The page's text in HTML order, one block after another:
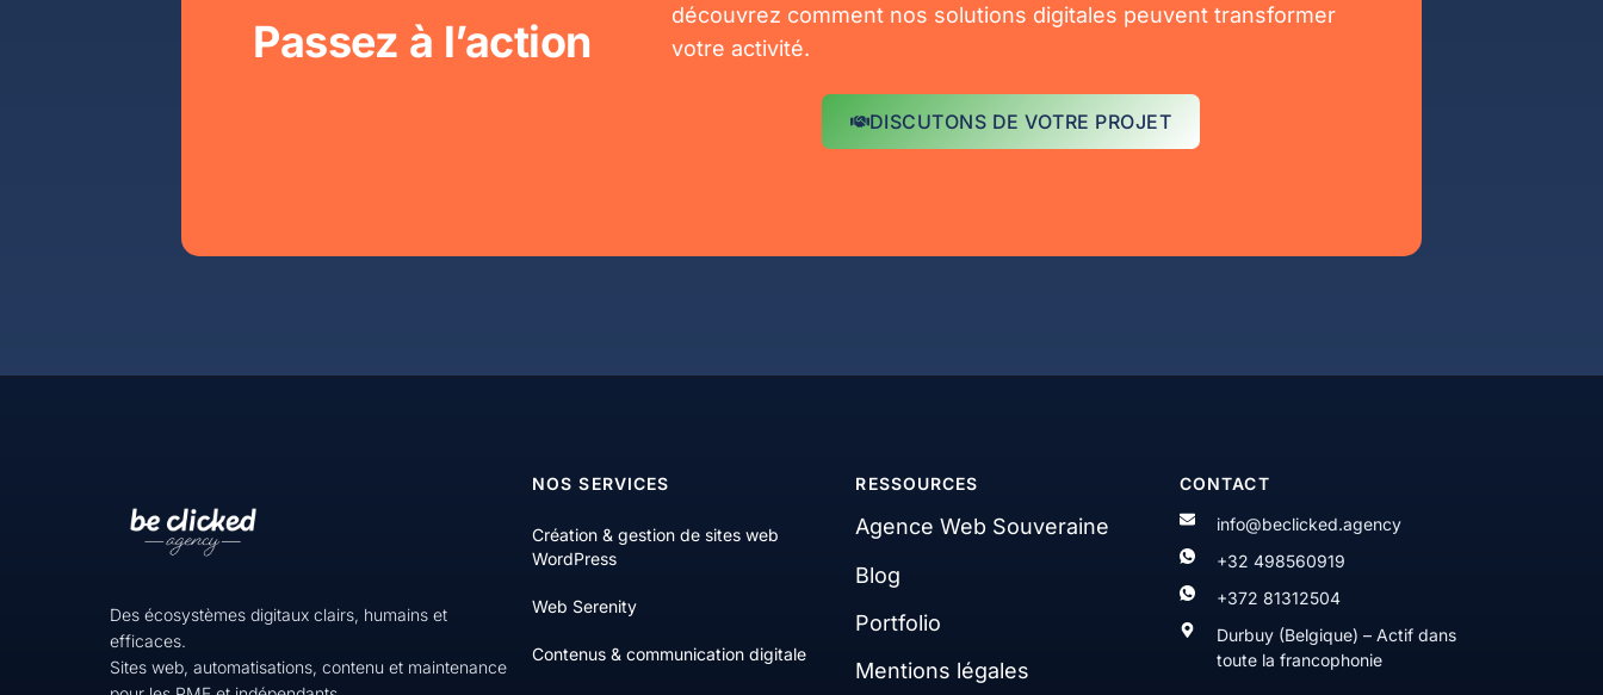
Passez à l’action
découvrez comment nos solutions digitales peuvent transformer
votre activité.
DISCUTONS DE VOTRE PROJET
Des écosystèmes digitaux clairs, humains et
efficaces.
Sites web, automatisations, contenu et maintenance
NOS SERVICES
Création & gestion de sites web
WordPress
Web Serenity
Contenus & communication digitale
RESSOURCES
Agence Web Souveraine
Blog
Portfolio
Mentions légales
CONTACT
info@beclicked.agency
+32 498560919
+372 81312504
Durbuy (Belgique) – Actif dans
toute la francophonie